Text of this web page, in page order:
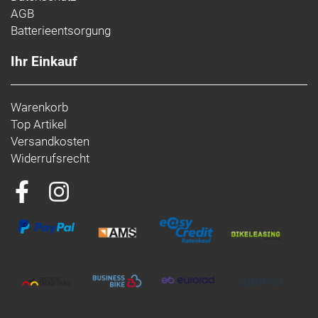
Rahmengrössen
AGB
Batterieentsorgung
Ihr Einkauf
Warenkorb
Top Artikel
Versandkosten
Widerrufsrecht